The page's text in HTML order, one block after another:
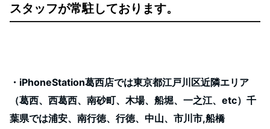
スタッフが常駐しております。
・iPhoneStation葛西店では東京都江戸川区近隣エリア
（葛西、西葛西、南砂町、木場、船堀、一之江、etc）千
葉県では浦安、南行徳、行徳、中山、市川市,船橋